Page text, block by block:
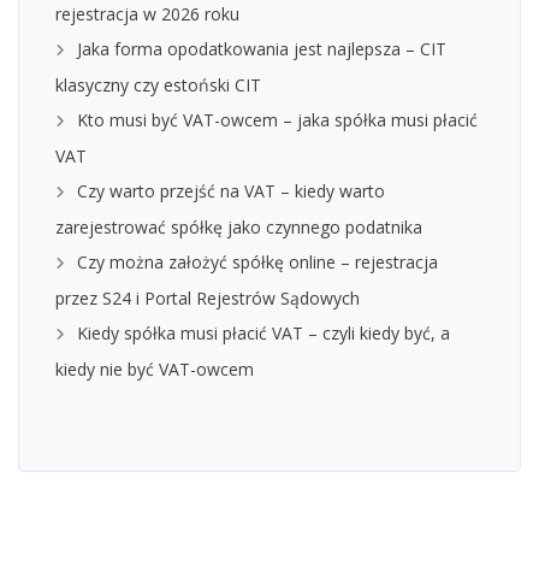
rejestracja w 2026 roku
Jaka forma opodatkowania jest najlepsza – CIT
klasyczny czy estoński CIT
Kto musi być VAT-owcem – jaka spółka musi płacić
VAT
Czy warto przejść na VAT – kiedy warto
zarejestrować spółkę jako czynnego podatnika
Czy można założyć spółkę online – rejestracja
przez S24 i Portal Rejestrów Sądowych
Kiedy spółka musi płacić VAT – czyli kiedy być, a
kiedy nie być VAT-owcem